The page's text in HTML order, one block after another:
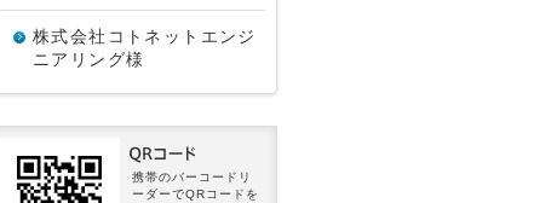
株式会社コトネットエンジ
ニアリング様
携帯のバーコードリ
ーダーでQRコードを